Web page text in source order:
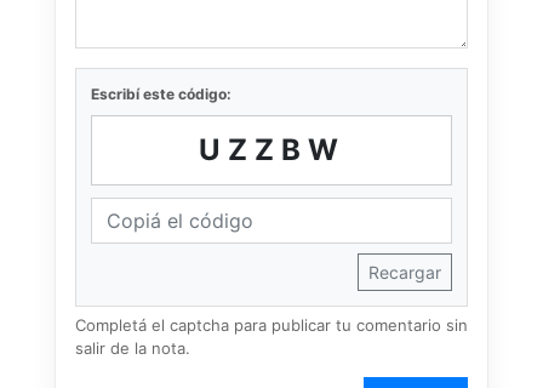
Escribí este código:
UZZBW
Recargar
Completá el captcha para publicar tu comentario sin
salir de la nota.